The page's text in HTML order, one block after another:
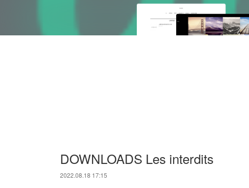
DOWNLOADS Les interdits
2022.08.18 17:15